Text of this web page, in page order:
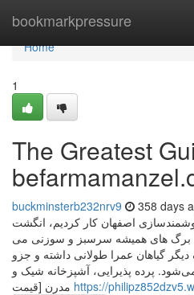
bookmarkpressure
Home
Home
1
The Greatest
buckminsterb232nrv9 358 days
اصفهان کار کردیم، انگشت
برگ های همیشه سرسبز و سوزنی می
گیاهان عمرا طولانی داشته و جزو
پرده پذیرایی، آشپزخانه شیک و
https://